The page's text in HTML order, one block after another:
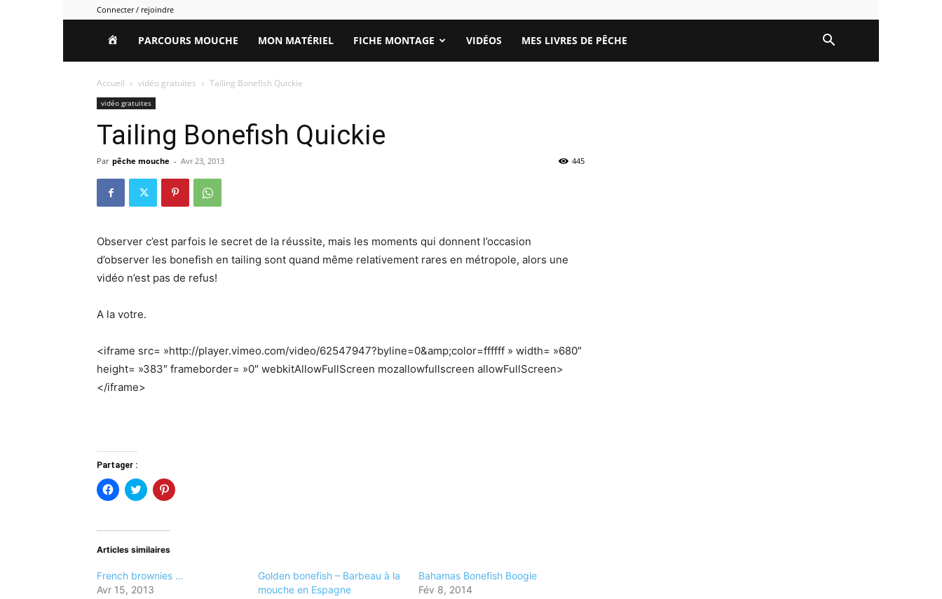
Connecter / rejoindre
HOMEPARCOURS MOUCHE MON MATÉRIEL FICHE MONTAGE VIDÉOS MES LIVRES DE PÊCHE
Accueil vidéo gratuites Tailing Bonefish Quickie
vidéo gratuites
Tailing Bonefish Quickie
Par pêche mouche - Avr 23, 2013 445
Observer c’est parfois le secret de la réussite, mais les moments qui donnent l’occasion
d’observer les bonefish en tailing sont quand même relativement rares en métropole, alors une
vidéo n’est pas de refus!
A la votre.
<iframe src= »http://player.vimeo.com/video/62547947?byline=0&amp;color=ffffff » width= »680″
height= »383″ frameborder= »0″ webkitAllowFullScreen mozallowfullscreen allowFullScreen>
</iframe>
Partager :
Cliquez
pour
dans
nouvelle
Cliquez
pour
dans
nouvelle
Cliquez
pour
Articles similaires
French brownies …
Avr 15, 2013
Golden bonefish – Barbeau à la
mouche en Espagne
Bahamas Bonefish Boogie
Fév 8, 2014